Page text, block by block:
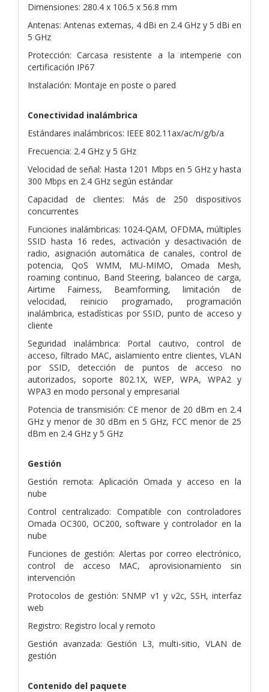
Dimensiones: 280.4 x 106.5 x 56.8 mm
Antenas: Antenas externas, 4 dBi en 2.4 GHz y 5 dBi en
5 GHz
Protección: Carcasa resistente a la intemperie con
certificación IP67
Instalación: Montaje en poste o pared
Conectividad inalámbrica
Estándares inalámbricos: IEEE 802.11ax/ac/n/g/b/a
Frecuencia: 2.4 GHz y 5 GHz
Velocidad de señal: Hasta 1201 Mbps en 5 GHz y hasta
300 Mbps en 2.4 GHz según estándar
Capacidad de clientes: Más de 250 dispositivos
concurrentes
Funciones inalámbricas: 1024-QAM, OFDMA, múltiples
SSID hasta 16 redes, activación y desactivación de
radio, asignación automática de canales, control de
potencia, QoS WMM, MU-MIMO, Omada Mesh,
roaming continuo, Band Steering, balanceo de carga,
Airtime Fairness, Beamforming, limitación de
velocidad, reinicio programado, programación
inalámbrica, estadísticas por SSID, punto de acceso y
cliente
Seguridad inalámbrica: Portal cautivo, control de
acceso, filtrado MAC, aislamiento entre clientes, VLAN
por SSID, detección de puntos de acceso no
autorizados, soporte 802.1X, WEP, WPA, WPA2 y
WPA3 en modo personal y empresarial
Potencia de transmisión: CE menor de 20 dBm en 2.4
GHz y menor de 30 dBm en 5 GHz, FCC menor de 25
dBm en 2.4 GHz y 5 GHz
Gestión
Gestión remota: Aplicación Omada y acceso en la
nube
Control centralizado: Compatible con controladores
Omada OC300, OC200, software y controlador en la
nube
Funciones de gestión: Alertas por correo electrónico,
control de acceso MAC, aprovisionamiento sin
intervención
Protocolos de gestión: SNMP v1 y v2c, SSH, interfaz
web
Registro: Registro local y remoto
Gestión avanzada: Gestión L3, multi-sitio, VLAN de
gestión
Contenido del paquete